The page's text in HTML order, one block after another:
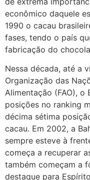
econômico daquele
1990 o cacau
fases, tendo o país
fabricação do
Nessa década, até a
Organização das
Alimentação (FAO), o
posições no ranking
décima sétima
cacau. Em 2002, a
sempre esteve à
começa a recuperar
também começam a
destaque para